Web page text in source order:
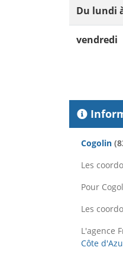
Du lundi
vendredi
Cogolin
Les
Pour
Les
L'agence
Côte